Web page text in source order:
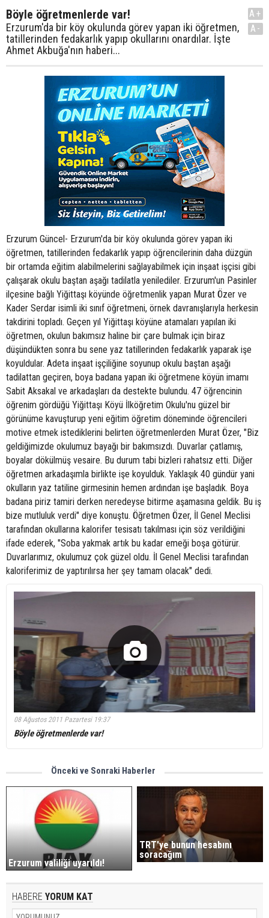
Böyle öğretmenlerde var!
Erzurum'da bir köy okulunda görev yapan iki öğretmen,
tatillerinden fedakarlık yapıp okullarını onardılar. İşte
Ahmet Akbuğa'nın haberi...
A+
A-
Erzurum Güncel- Erzurum'da bir köy okulunda görev yapan iki
öğretmen, tatillerinden fedakarlık yapıp öğrencilerinin daha düzgün
bir ortamda eğitim alabilmelerini sağlayabilmek için inşaat işçisi gibi
çalışarak okulu baştan aşağı tadilatla yenilediler. Erzurum'un Pasinler
ilçesine bağlı Yiğittaşı köyünde öğretmenlik yapan Murat Özer ve
Kader Serdar isimli iki sınıf öğretmeni, örnek davranışlarıyla herkesin
takdirini topladı. Geçen yıl Yiğittaşı köyüne atamaları yapılan iki
öğretmen, okulun bakımsız haline bir çare bulmak için biraz
düşündükten sonra bu sene yaz tatillerinden fedakarlık yaparak işe
koyuldular. Adeta inşaat işçiliğine soyunup okulu baştan aşağı
tadilattan geçiren, boya badana yapan iki öğretmene köyün imamı
Sabit Aksakal ve arkadaşları da destekte bulundu. 47 öğrencinin
öğrenim gördüğü Yiğittaşı Köyü İlköğretim Okulu'nu güzel bir
görünüme kavuşturup yeni eğitim öğretim döneminde öğrencileri
motive etmek istediklerini belirten öğretmenlerden Murat Özer, "Biz
geldiğimizde okulumuz bayağı bir bakımsızdı. Duvarlar çatlamış,
boyalar dökülmüş vesaire. Bu durum tabi bizleri rahatsız etti. Diğer
öğretmen arkadaşımla birlikte işe koyulduk. Yaklaşık 40 gündür yani
okulların yaz tatiline girmesinin hemen ardından işe başladık. Boya
badana piriz tamiri derken neredeyse bitirme aşamasına geldik. Bu iş
bize mutluluk verdi" diye konuştu. Öğretmen Özer, İl Genel Meclisi
tarafından okullarına kalorifer tesisatı takılması için söz verildiğini
ifade ederek, "Soba yakmak artık bu kadar emeği boşa götürür.
Duvarlarımız, okulumuz çok güzel oldu. İl Genel Meclisi tarafından
kaloriferimiz de yaptırılırsa her şey tamam olacak" dedi.
08 Ağustos 2011 Pazartesi 19:37
Böyle öğretmenlerde var!
Önceki ve Sonraki Haberler
Erzurum valiliği uyarıldı!
TRT'ye bunun hesabını
soracağım
HABERE YORUM KAT